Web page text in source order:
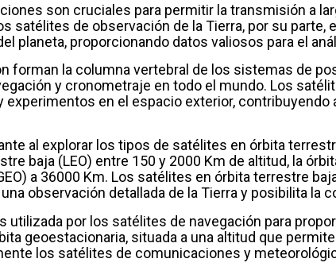
son cruciales para permitir la transmisión a
satélites de observación de la Tierra, por su parte,
planeta, proporcionando datos valiosos para el
forman la columna vertebral de los sistemas de
y cronometraje en todo el mundo. Los
experimentos en el espacio exterior,
al explorar los tipos de satélites en órbita
baja (LEO) entre 150 y 2000 Km de altitud, la
a 36000 Km. Los satélites en órbita terrestre
observación detallada de la Tierra y posibilita la
utilizada por los satélites de navegación para
geoestacionaria, situada a una altitud que
los satélites de comunicaciones y